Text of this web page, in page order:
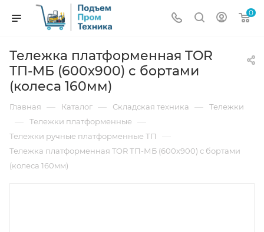
0
Тележка платформенная TOR
ТП-МБ (600х900) с бортами
(колеса 160мм)
Главная — Каталог — Складская техника — Тележки
— Тележки платформенные —
Тележки ручные платформенные ТП —
Тележка платформенная TOR ТП-МБ (600х900) с бортами
(колеса 160мм)